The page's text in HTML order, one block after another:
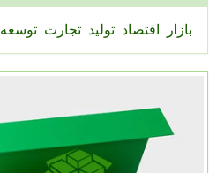
بازار اقتصاد تولید تجارت توسعه